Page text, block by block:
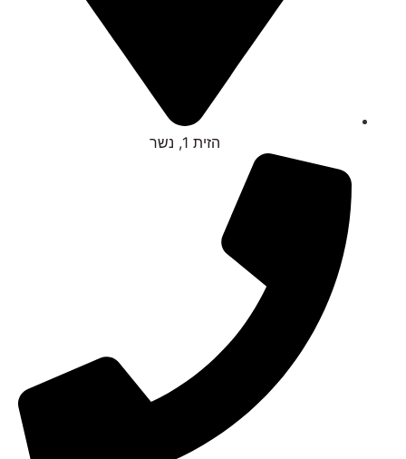
הזית 1, נשר